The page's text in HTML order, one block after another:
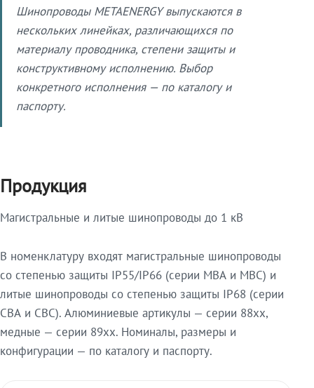
Шинопроводы METAENERGY выпускаются в
нескольких линейках, различающихся по
материалу проводника, степени защиты и
конструктивному исполнению. Выбор
конкретного исполнения — по каталогу и
паспорту.
Продукция
Магистральные и литые шинопроводы до 1 кВ
В номенклатуру входят магистральные шинопроводы
со степенью защиты IP55/IP66 (серии МВА и МВС) и
литые шинопроводы со степенью защиты IP68 (серии
СВА и СВС). Алюминиевые артикулы — серии 88xx,
медные — серии 89xx. Номиналы, размеры и
конфигурации — по каталогу и паспорту.